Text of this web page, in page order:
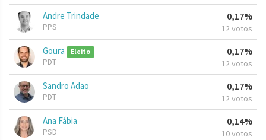
Andre Trindade
PPS
0,17%
12 votos
Goura Eleito
PDT
0,17%
12 votos
Sandro Adao
PDT
0,17%
12 votos
Ana Fábia
PSD
0,14%
10 votos